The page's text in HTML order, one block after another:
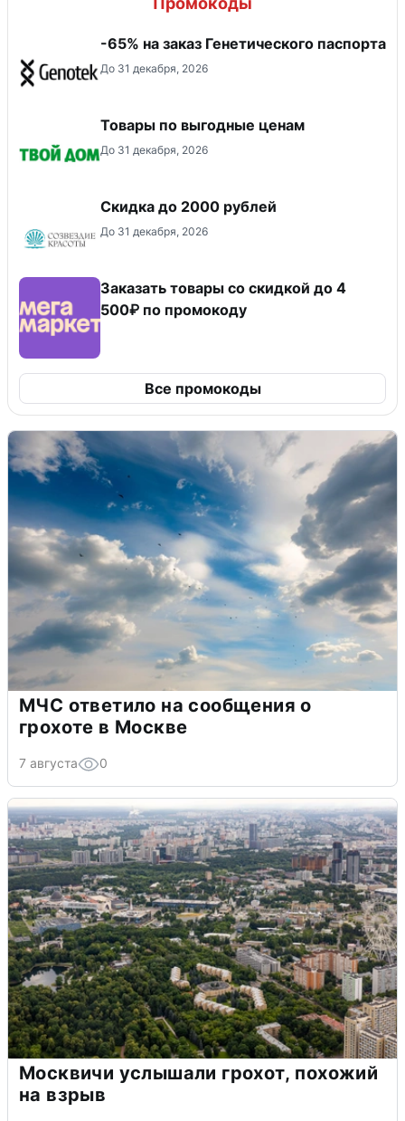
-65% на заказ Генетического паспорта
До 31 декабря, 2026
Товары по выгодные ценам
До 31 декабря, 2026
Скидка до 2000 рублей
До 31 декабря, 2026
Заказать товары со скидкой до 4
500₽ по промокоду
Все промокоды
МЧС ответило на сообщения о
грохоте в Москве
7 августа 0
Москвичи услышали грохот, похожий
на взрыв